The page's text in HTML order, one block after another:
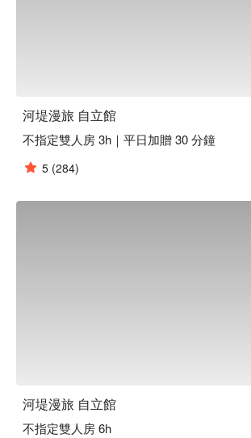
河堤漫旅 自立館
不指定雙人房 3h｜平日加贈 30 分鐘
5 (284)
河堤漫旅 自立館
不指定雙人房 6h